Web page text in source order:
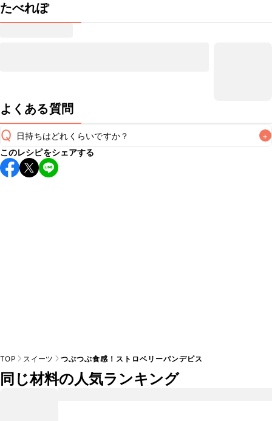
たべれぽ
よくある質問
Q 日持ちはどれくらいですか？ +
保存期間は冷蔵で翌日中が目安です。なるべくお早めにお召
し上がりください。
このレシピをシェアする
TOP スイーツ つぶつぶ食感！ストロベリーパンデピス
同じ材料の人気ランキング